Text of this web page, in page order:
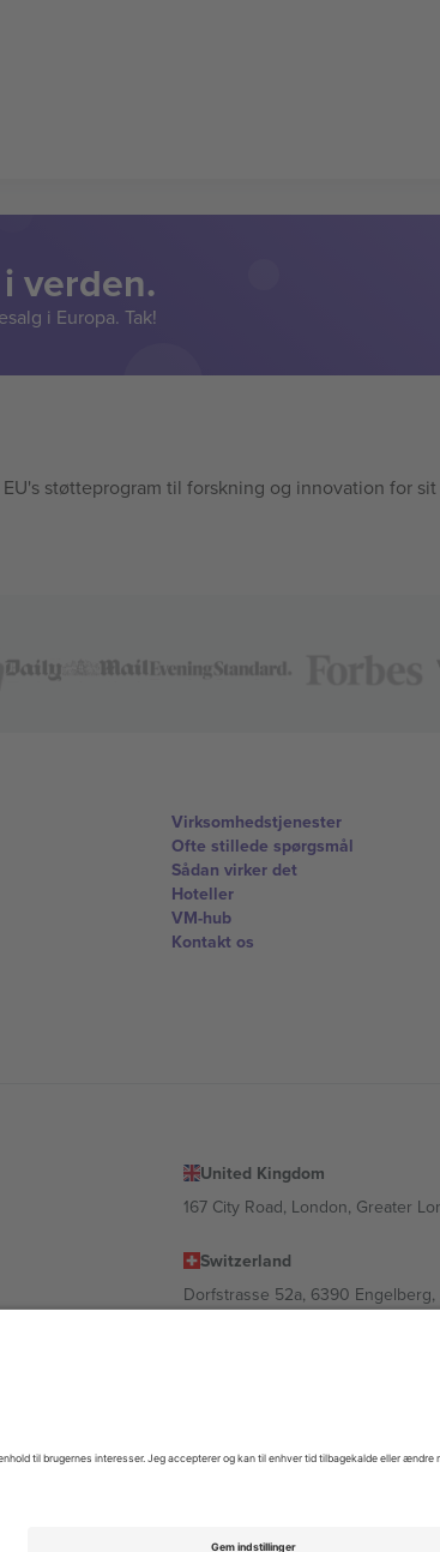
verden.
i Europa. Tak!
støtteprogram til forskning og innovation for sit
Virksomhedstjenester
Ofte stillede spørgsmål
Sådan virker det
Hoteller
VM-hub
Kontakt os
United Kingdom
167 City Road, London, Greater
Switzerland
Dorfstrasse 52a, 6390 Engelberg,
CDMX, Mexico